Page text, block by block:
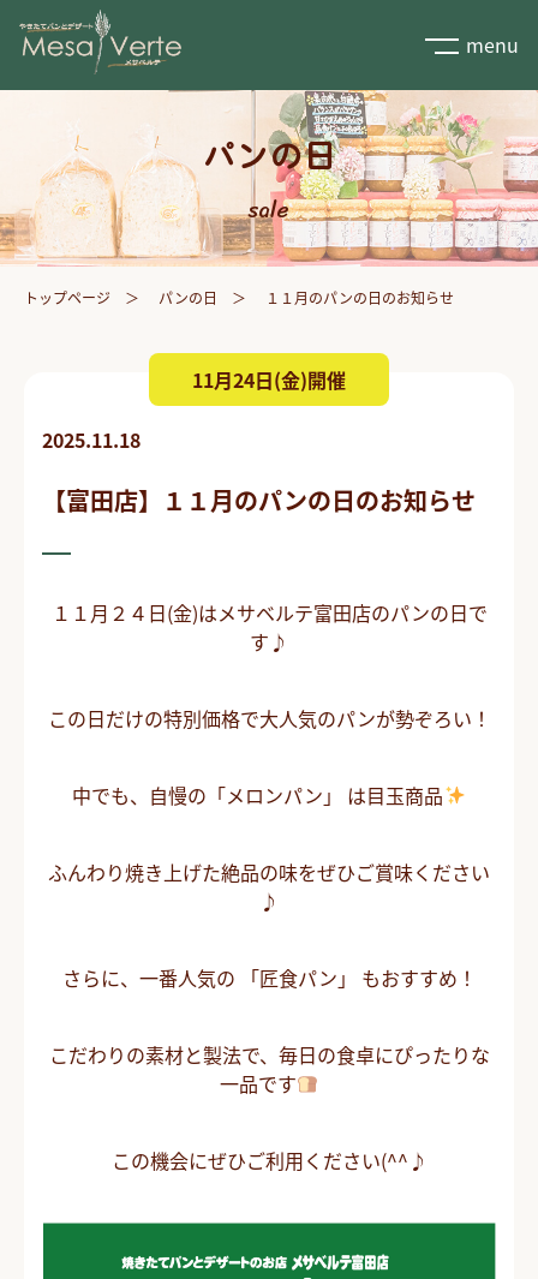
menu
パンの日
sale
トップページ パンの日 １１月のパンの日のお知らせ
11月24日(金)開催
2025.11.18
【富田店】１１月のパンの日のお知らせ
１１月２４日(金)はメサベルテ富田店のパンの日で
す♪
この日だけの特別価格で大人気のパンが勢ぞろい！
中でも、自慢の「メロンパン」 は目玉商品
ふんわり焼き上げた絶品の味をぜひご賞味ください
♪
さらに、一番人気の 「匠食パン」 もおすすめ！
こだわりの素材と製法で、毎日の食卓にぴったりな
一品です
この機会にぜひご利用ください(^^♪